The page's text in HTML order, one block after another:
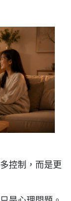
控制，而是更